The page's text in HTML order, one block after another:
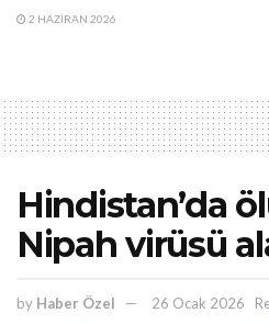
2 HAZIRAN 2026
Hindistan’da
Nipah virüsü
by Haber Özel 26 Ocak 2026